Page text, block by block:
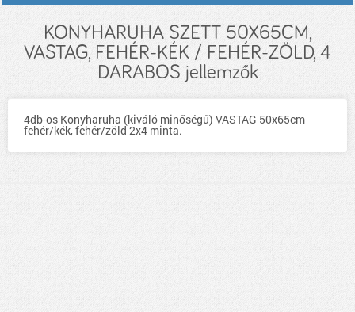
KONYHARUHA SZETT 50X65CM,
VASTAG, FEHÉR-KÉK / FEHÉR-ZÖLD, 4
DARABOS jellemzők
4db-os Konyharuha (kiváló minőségű) VASTAG 50x65cm
fehér/kék, fehér/zöld 2x4 minta.